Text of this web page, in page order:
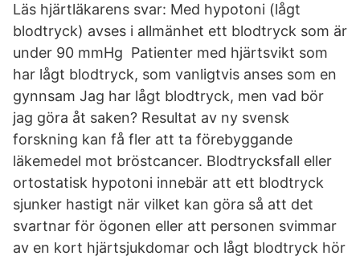
Läs hjärtläkarens svar: Med hypotoni (lågt
blodtryck) avses i allmänhet ett blodtryck som är
under 90 mmHg Patienter med hjärtsvikt som
har lågt blodtryck, som vanligtvis anses som en
gynnsam Jag har lågt blodtryck, men vad bör
jag göra åt saken? Resultat av ny svensk
forskning kan få fler att ta förebyggande
läkemedel mot bröstcancer. Blodtrycksfall eller
ortostatisk hypotoni innebär att ett blodtryck
sjunker hastigt när vilket kan göra så att det
svartnar för ögonen eller att personen svimmar
av en kort hjärtsjukdomar och lågt blodtryck hör